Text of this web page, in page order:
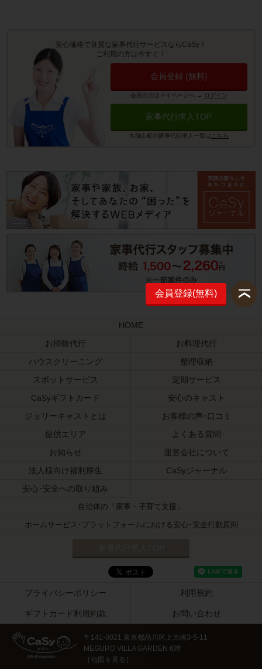
安心価格で良質な家事代行サービスならCaSy！
ご利用の方は今すぐ！
会員登録 (無料)
会員の方はマイページへ → ログイン
家事代行求人TOP
久御山町の家事代行求人一覧は こちら
会員登録(無料)
HOME
お掃除代行
お料理代行
ハウスクリーニング
整理収納
スポットサービス
定期サービス
CaSyギフトカード
安心のキャスト
ジョリーキャストとは
お客様の声･口コミ
提供エリア
よくある質問
お知らせ
運営会社について
法人様向け福利厚生
CaSyジャーナル
安心･安全への取り組み
自治体の「家事・子育て支援」
ホームサービス･プラットフォームにおける安心･安全行動原則
プライバシーポリシー 利用規約
ギフトカード利用約款 お問い合わせ
〒141-0021 東京都品川区上大崎3-5-11
MEGURO VILLA GARDEN 6階
［地図を見る ］